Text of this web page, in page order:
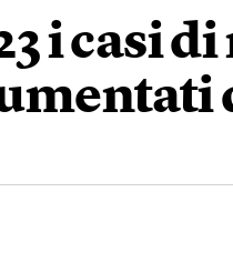
i casi